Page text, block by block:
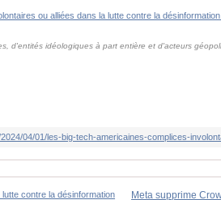
d'entités idéologiques à part entière et d'acteurs
04/01/les-big-tech-americaines-complices-